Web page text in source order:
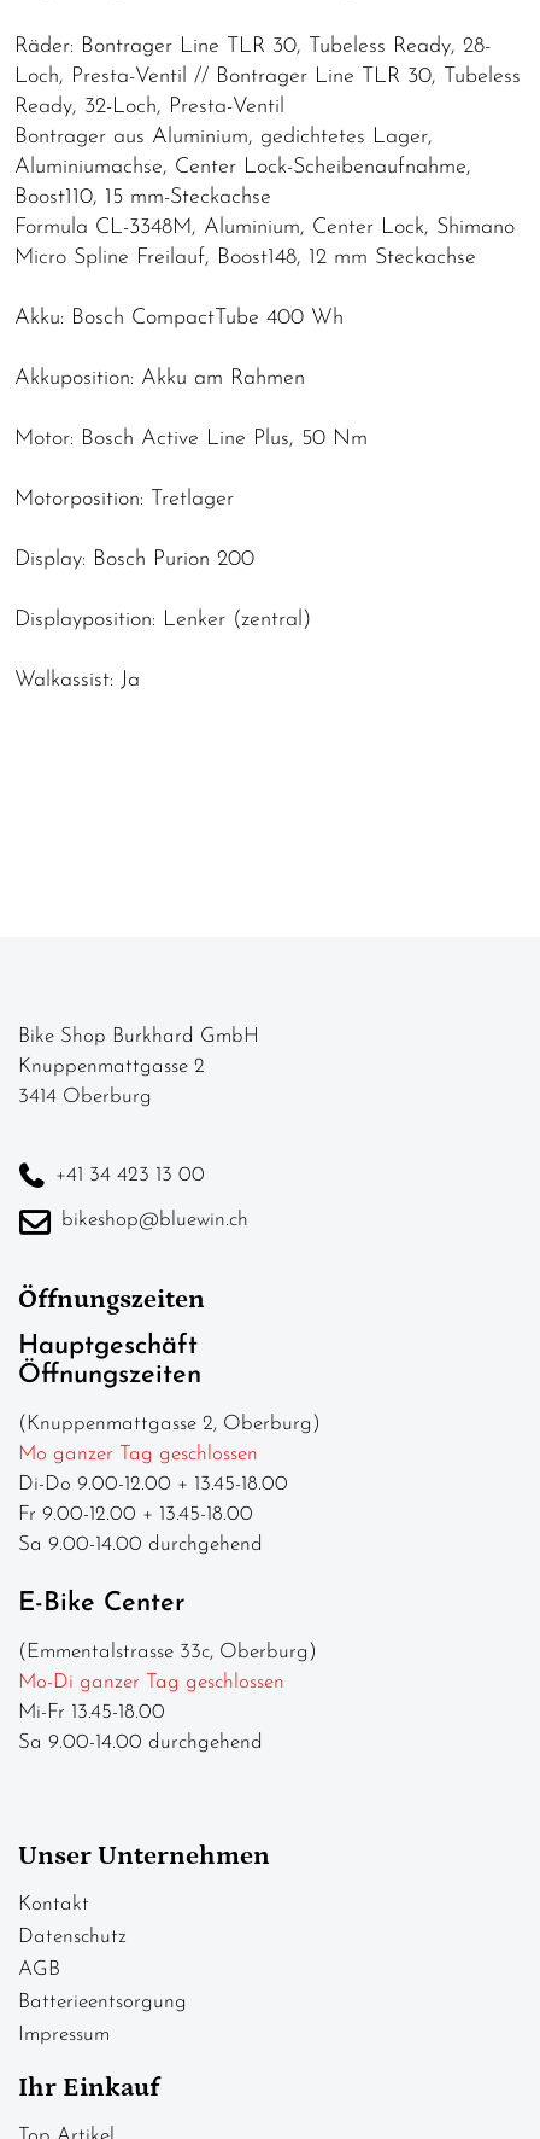
Räder: Bontrager Line TLR 30, Tubeless Ready, 28-
Loch, Presta-Ventil // Bontrager Line TLR 30, Tubeless
Ready, 32-Loch, Presta-Ventil
Bontrager aus Aluminium, gedichtetes Lager,
Aluminiumachse, Center Lock-Scheibenaufnahme,
Boost110, 15 mm-Steckachse
Formula CL-3348M, Aluminium, Center Lock, Shimano
Micro Spline Freilauf, Boost148, 12 mm Steckachse
Akku: Bosch CompactTube 400 Wh
Akkuposition: Akku am Rahmen
Motor: Bosch Active Line Plus, 50 Nm
Motorposition: Tretlager
Display: Bosch Purion 200
Displayposition: Lenker (zentral)
Walkassist: Ja
Bike Shop Burkhard GmbH
Knuppenmattgasse 2
3414 Oberburg
+41 34 423 13 00
bikeshop@bluewin.ch
Öffnungszeiten
Hauptgeschäft
Öffnungszeiten
(Knuppenmattgasse 2, Oberburg)
Mo ganzer Tag geschlossen
Di-Do 9.00-12.00 + 13.45-18.00
Fr 9.00-12.00 + 13.45-18.00
Sa 9.00-14.00 durchgehend
E-Bike Center
(Emmentalstrasse 33c, Oberburg)
Mo-Di ganzer Tag geschlossen
Mi-Fr 13.45-18.00
Sa 9.00-14.00 durchgehend
Unser Unternehmen
Kontakt
Datenschutz
AGB
Batterieentsorgung
Impressum
Ihr Einkauf